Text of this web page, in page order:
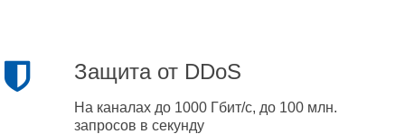
Защита от DDoS
На каналах до 1000 Гбит/с, до 100 млн.
запросов в секунду